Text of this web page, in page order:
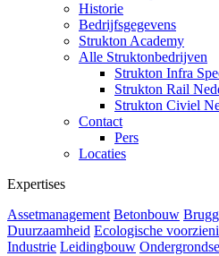
Historie
Bedrijfsgegevens
Strukton Academy
Alle Struktonbedrijven
Strukton Infra
Strukton Rail
Strukton Civiel
Contact
Pers
Locaties
Expertises
Assetmanagement Betonbouw
Duurzaamheid Ecologische
Industrie Leidingbouw